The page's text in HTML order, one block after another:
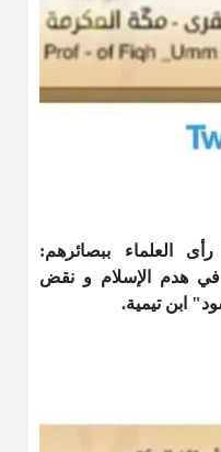
العلماء ببصائرهم:
هدم الإسلام و نقض
ابن تيمية.